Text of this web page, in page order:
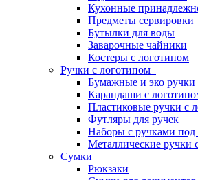
Кухонные
Предметы сервировки
Бутылки для воды
Заварочные чайники
Костеры с логотипом
Ручки с логотипом
Бумажные и эко ручки
Карандаши с
Пластиковые ручки с
Футляры для ручек
Наборы с ручками под
Металлические ручки
Сумки
Рюкзаки